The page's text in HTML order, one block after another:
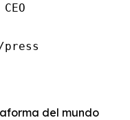
del mundo